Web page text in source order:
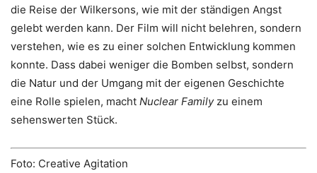
die Reise der Wilkersons, wie mit der ständigen Angst
gelebt werden kann. Der Film will nicht belehren, sondern
verstehen, wie es zu einer solchen Entwicklung kommen
konnte. Dass dabei weniger die Bomben selbst, sondern
die Natur und der Umgang mit der eigenen Geschichte
eine Rolle spielen, macht Nuclear Familyzu einem
sehenswerten Stück.
Foto: Creative Agitation